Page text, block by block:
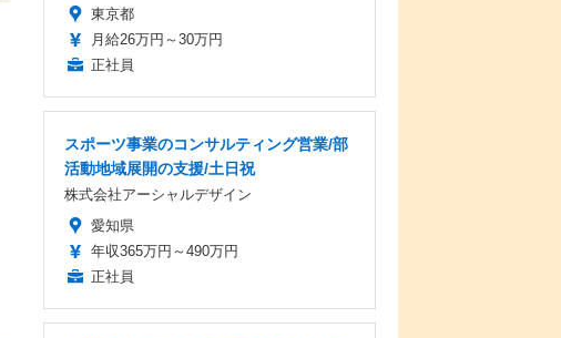
東京都
月給26万円～30万円
正社員
スポーツ事業のコンサルティング営業/部
活動地域展開の支援/土日祝
株式会社アーシャルデザイン
愛知県
年収365万円～490万円
正社員